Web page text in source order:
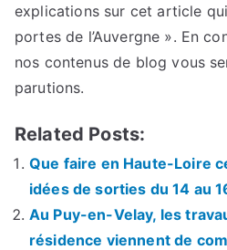
explications sur cet article
portes de l’Auvergne ». En
nos contenus de blog vous
parutions.
Related Posts:
Que faire en Haute-Loire
idées de sorties du 14 au
Au Puy-en-Velay, les
résidence viennent de